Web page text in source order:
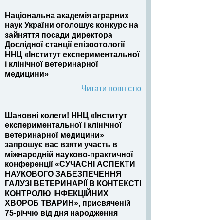
Національна академія аграрних
наук України оголошує конкурс на
зайняття посади директора
Дослідної станції епізоотології
ННЦ «Інститут експериментальної
і клінічної ветеринарної
медицини»
Читати повністю
Шановні колеги! ННЦ «Інститут
експериментальної і клінічної
ветеринарної медицини»
запрошує вас взяти участь в
міжнародній науково-практичної
конференції «СУЧАСНІ АСПЕКТИ
НАУКОВОГО ЗАБЕЗПЕЧЕННЯ
ГАЛУЗІ ВЕТЕРИНАРІЇ В КОНТЕКСТІ
КОНТРОЛЮ ІНФЕКЦІЙНИХ
ХВОРОБ ТВАРИН», присвяченій
75-річчю від дня народження